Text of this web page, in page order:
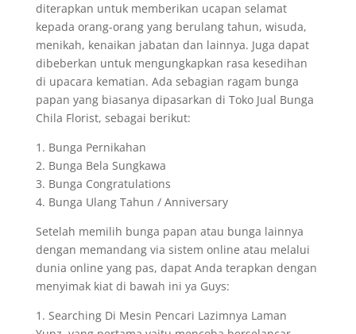
diterapkan untuk memberikan ucapan selamat
kepada orang-orang yang berulang tahun, wisuda,
menikah, kenaikan jabatan dan lainnya. Juga dapat
dibeberkan untuk mengungkapkan rasa kesedihan
di upacara kematian. Ada sebagian ragam bunga
papan yang biasanya dipasarkan di Toko Jual Bunga
Chila Florist, sebagai berikut:
1. Bunga Pernikahan
2. Bunga Bela Sungkawa
3. Bunga Congratulations
4. Bunga Ulang Tahun / Anniversary
Setelah memilih bunga papan atau bunga lainnya
dengan memandang via sistem online atau melalui
dunia online yang pas, dapat Anda terapkan dengan
menyimak kiat di bawah ini ya Guys:
1. Searching Di Mesin Pencari Lazimnya Laman